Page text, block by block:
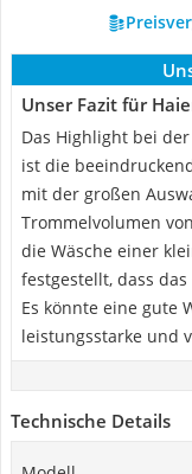
Unser Fazit für
Das Highlight bei der
ist die
mit der großen
Trommelvolumen
die Wäsche einer
festgestellt, dass
Es könnte eine gute
leistungsstarke und
Technische Details